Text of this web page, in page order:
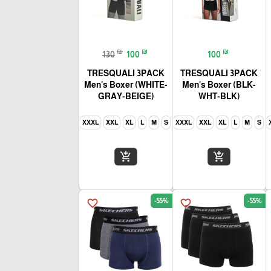
100 ₪
TRESQUALI 3PACK
Men's Boxer (BLK-
WHT-BLK)
S
M
L
XL
XXL
XXXL
add_shopping_cart
130 ₪ 100 ₪
TRESQUALI 3PACK
Men's Boxer (WHITE-
GRAY-BEIGE)
S
M
L
XL
XXL
XXXL
add_shopping_cart
favorite_border -55%
favorite_border -55%